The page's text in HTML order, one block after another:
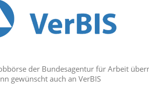
der Bundesagentur für Arbeit
gewünscht auch an VerBIS